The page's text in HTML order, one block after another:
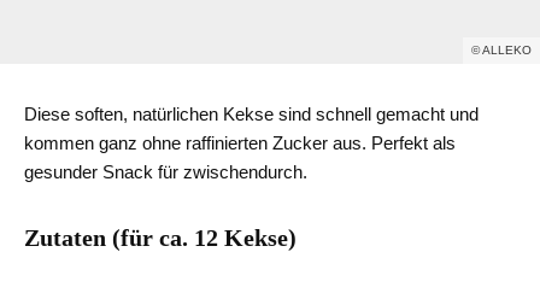
© ALLEKO
Diese soften, natürlichen Kekse sind schnell gemacht und
kommen ganz ohne raffinierten Zucker aus. Perfekt als
gesunder Snack für zwischendurch.
Zutaten (für ca. 12 Kekse)